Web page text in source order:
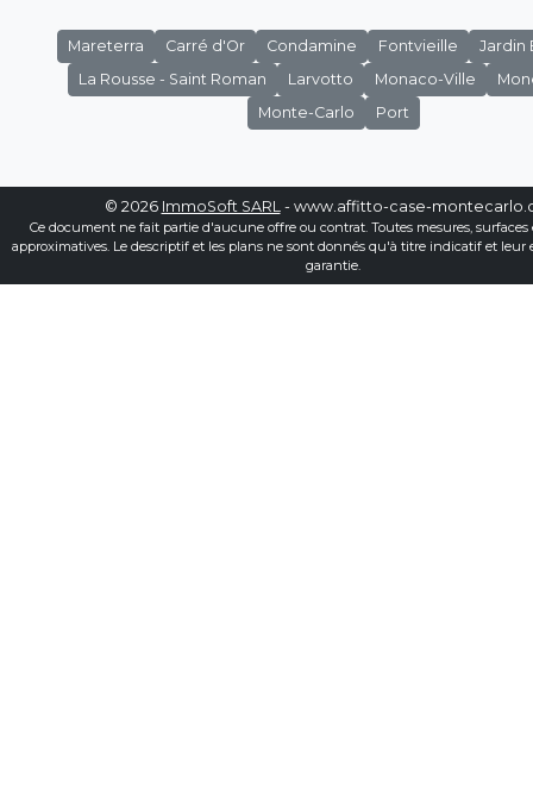
Mareterra Carré d'Or Condamine Fontvieille
Jardin
La Rousse - Saint Roman
Larvotto Monaco-Ville
Monte-Carlo
Port
© 2026 ImmoSoft SARL- www.affitto-case-
Ce document ne fait partie d'aucune offre ou contrat. Toutes mesures, surfaces
approximatives. Le descriptif et les plans ne sont donnés qu'à titre indicatif et leur
garantie.